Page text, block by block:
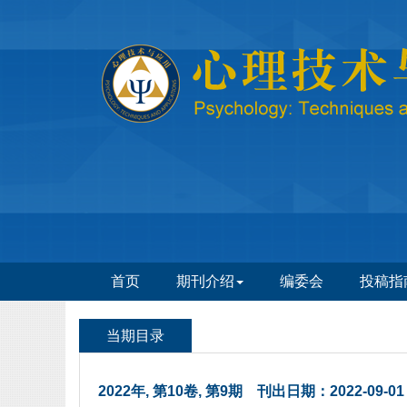
2022年, 第10卷, 第9期 刊出日期：2022-09-01